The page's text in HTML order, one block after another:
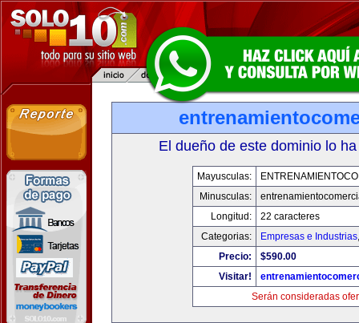
El dueño de este dominio lo
Mayusculas:
Minusculas:
Longitud:
22 caracteres
Categorias:
Empresas e Industrias
Precio:
$590.00
Visitar!
Serán consideradas